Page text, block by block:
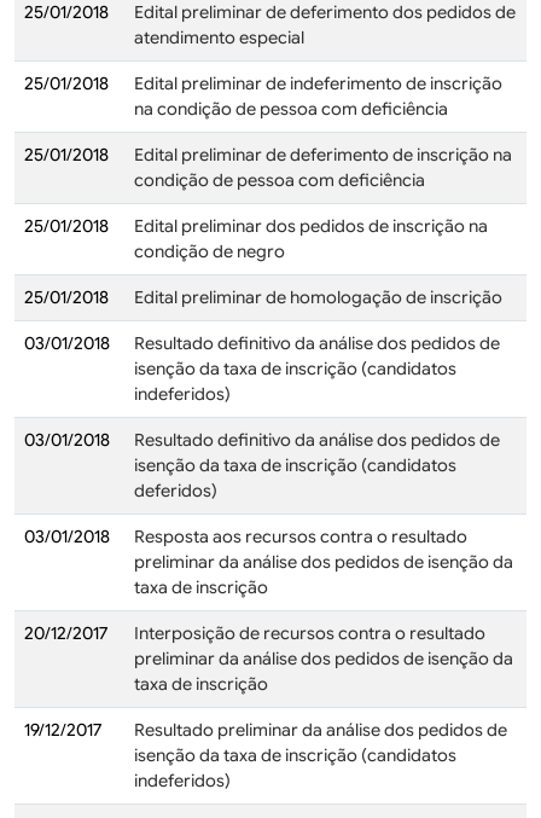
25/01/2018
Edital preliminar de deferimento dos pedidos de
atendimento especial
25/01/2018
Edital preliminar de indeferimento de inscrição
na condição de pessoa com deficiência
25/01/2018
Edital preliminar de deferimento de inscrição na
condição de pessoa com deficiência
25/01/2018
Edital preliminar dos pedidos de inscrição na
condição de negro
25/01/2018 Edital preliminar de homologação de inscrição
03/01/2018
Resultado definitivo da análise dos pedidos de
isenção da taxa de inscrição (candidatos
indeferidos)
03/01/2018
Resultado definitivo da análise dos pedidos de
isenção da taxa de inscrição (candidatos
deferidos)
03/01/2018
Resposta aos recursos contra o resultado
preliminar da análise dos pedidos de isenção da
taxa de inscrição
20/12/2017
Interposição de recursos contra o resultado
preliminar da análise dos pedidos de isenção da
taxa de inscrição
19/12/2017
Resultado preliminar da análise dos pedidos de
isenção da taxa de inscrição (candidatos
indeferidos)